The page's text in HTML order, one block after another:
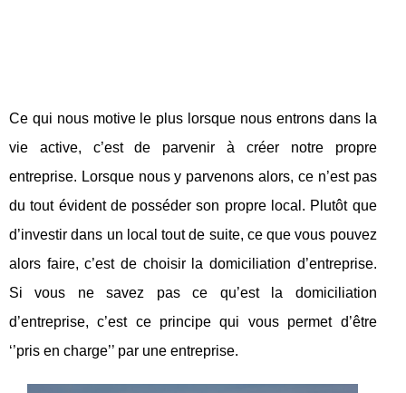
Ce qui nous motive le plus lorsque nous entrons dans la
vie active, c’est de parvenir à créer notre propre
entreprise. Lorsque nous y parvenons alors, ce n’est pas
du tout évident de posséder son propre local. Plutôt que
d’investir dans un local tout de suite, ce que vous pouvez
alors faire, c’est de choisir la domiciliation d’entreprise.
Si vous ne savez pas ce qu’est la domiciliation
d’entreprise, c’est ce principe qui vous permet d’être
‘’pris en charge’’ par une entreprise.